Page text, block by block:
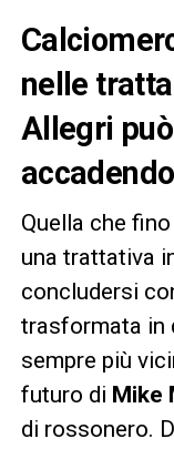
nelle
Allegri
Quella che
una trattativa
concludersi
trasformata in
sempre più
futuro di Mike
di rossonero.